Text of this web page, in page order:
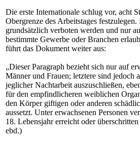
Die erste Internationale schlug vor, acht
Obergrenze des Arbeitstages
grundsätzlich verboten werden und nur
bestimmte Gewerbe oder Branchen
führt das Dokument weiter aus:
„Dieser Paragraph bezieht sich nur auf
Männer und Frauen; letztere sind jedoch
jeglicher Nachtarbeit auszuschließen,
für den empfindlicheren weiblichen
den Körper giftigen oder anderen
aussetzt. Unter erwachsenen Personen
18. Lebensjahr erreicht oder
ebd.)